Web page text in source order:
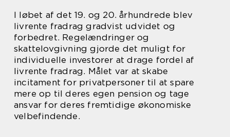
I løbet af det 19. og 20. århundrede blev
livrente fradrag gradvist udvidet og
forbedret. Regelændringer og
skattelovgivning gjorde det muligt for
individuelle investorer at drage fordel af
livrente fradrag. Målet var at skabe
incitament for privatpersoner til at spare
mere op til deres egen pension og tage
ansvar for deres fremtidige økonomiske
velbefindende.